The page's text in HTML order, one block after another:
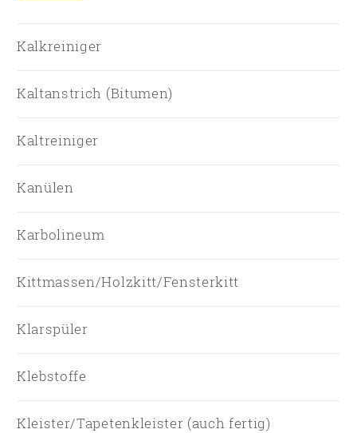
Kalkreiniger
Kaltanstrich (Bitumen)
Kaltreiniger
Kanülen
Karbolineum
Kittmassen/Holzkitt/Fensterkitt
Klarspüler
Klebstoffe
Kleister/Tapetenkleister (auch fertig)